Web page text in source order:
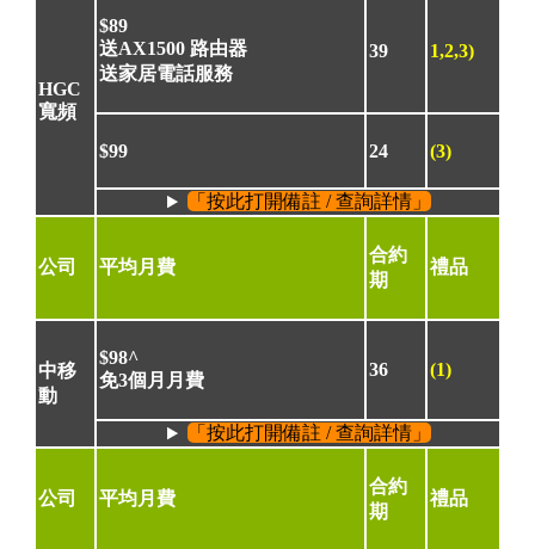
HGC
寬頻
$89
送AX1500 路由器
送家居電話服務
39 1,2,3)
$99 24 (3)
「按此打開備註 / 查詢詳情」
公司 平均月費
合約
期
禮品
中移
動
$98^
免3個月月費
36 (1)
「按此打開備註 / 查詢詳情」
公司 平均月費
合約
期
禮品